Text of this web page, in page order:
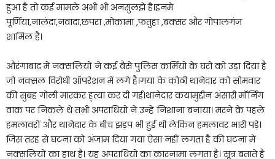
हुआ है तो कई मामले अभी भी अनसुलझे है।इनमे
पूर्णिया,नालंदा,नवादा,छपरा ,मोकामा ,फतुहा ,बक्सर और गोपालगंज
शामिल है।
औरंगाबाद में नक्सलियों ने कई वैसे पुलिस कर्मियो के घरो को उड़ा दिया है
जो नक्सल विरोधी ऑपरेशन में लगे है।गया के कोठी थानेदार को सोमवार
की सुबह गोली मारकर ह्त्या कर दी गई।थानेदार कयामुद्दीन अंसारी मॉर्निंग
वाक पर निकले थे तभी अपराधियो ने उन्हें निशाना बनाया। मरने के पहले
हमलावरों और थानेदार के बीच झड़प भी हुई थी लेकिन हमलावर भारी पड़े।
जिस तरह से घटना को अंजाम दिया गया ऐसा नहीं लगता है की घटना में
नक्सलियों का हाथ है। यह अपराधियो का कारनामा लगता है। सूत्र बताते है